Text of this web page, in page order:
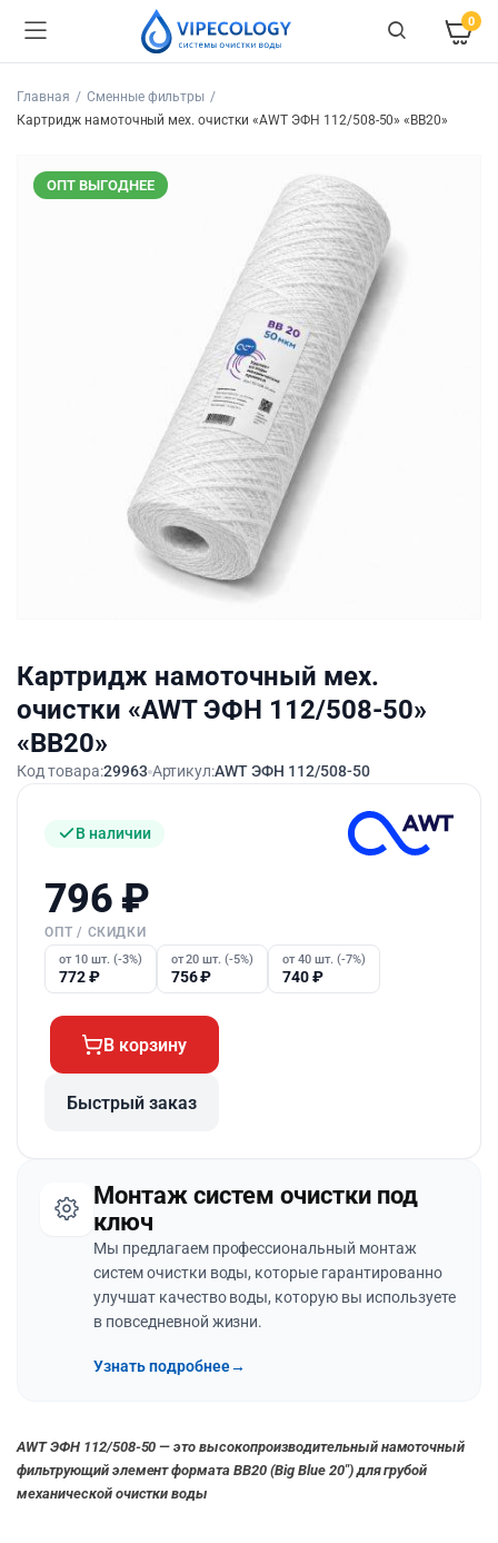
0
Главная
Сменные фильтры
Картридж намоточный мех. очистки «AWT ЭФН 112/508-50» «BB20»
ОПТ ВЫГОДНЕЕ
Картридж намоточный мех.
очистки «AWT ЭФН 112/508-50»
«BB20»
Код товара:29963 Артикул:AWT ЭФН 112/508-50
В наличии
796 ₽
ОПТ / СКИДКИ
от 10 шт. (-3%)
772₽
от 20 шт. (-5%)
756₽
от 40 шт. (-7%)
740₽
В корзину
Быстрый заказ
Монтаж систем очистки под
ключ
Мы предлагаем профессиональный монтаж
систем очистки воды, которые гарантированно
улучшат качество воды, которую вы используете
в повседневной жизни.
Узнать подробнее→
AWT ЭФН 112/508-50 — это высокопроизводительный намоточный
фильтрующий элемент формата BB20 (Big Blue 20″) для грубой
механической очистки воды